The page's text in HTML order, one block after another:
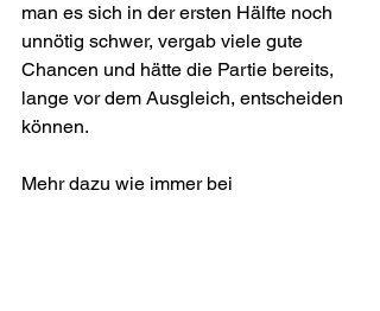
man es sich in der ersten Hälfte noch
unnötig schwer, vergab viele gute
Chancen und hätte die Partie bereits,
lange vor dem Ausgleich, entscheiden
können.
Mehr dazu wie immer bei